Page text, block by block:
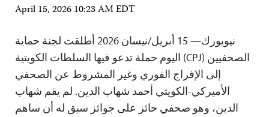
April 15, 2026 10:23 AM EDT
نيويورك— 15 أبريل/نيسان 2026 أطلقت لجنة حماية
الصحفيين (CPJ) اليوم حملة تدعو فيها السلطات الكويتية
إلى الإفراج الفوري وغير المشروط عن الصحفي
الأميركي-الكويتي أحمد شهاب الدين. لم يقم شهاب
الدين، وهو صحفي حائز على جوائز سبق له أن ساهم